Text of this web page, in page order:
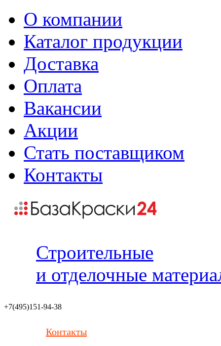
О компании
Каталог продукции
Доставка
Оплата
Вакансии
Акции
Стать поставщиком
Контакты
Строительные
и отделочные
+7(495)151-94-38
Контакты